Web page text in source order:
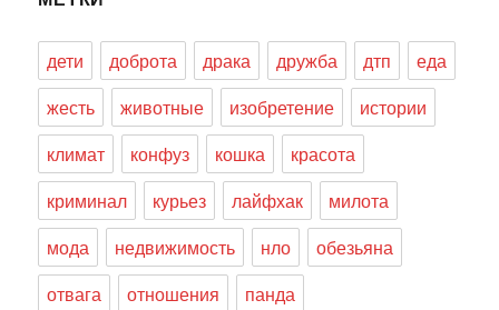
дети доброта драка дружба дтп
еда
жесть
животные изобретение
истории
климат
конфуз кошка
красота
криминал
курьез лайфхак
милота
мода
недвижимость нло
обезьяна
отвага
отношения
панда